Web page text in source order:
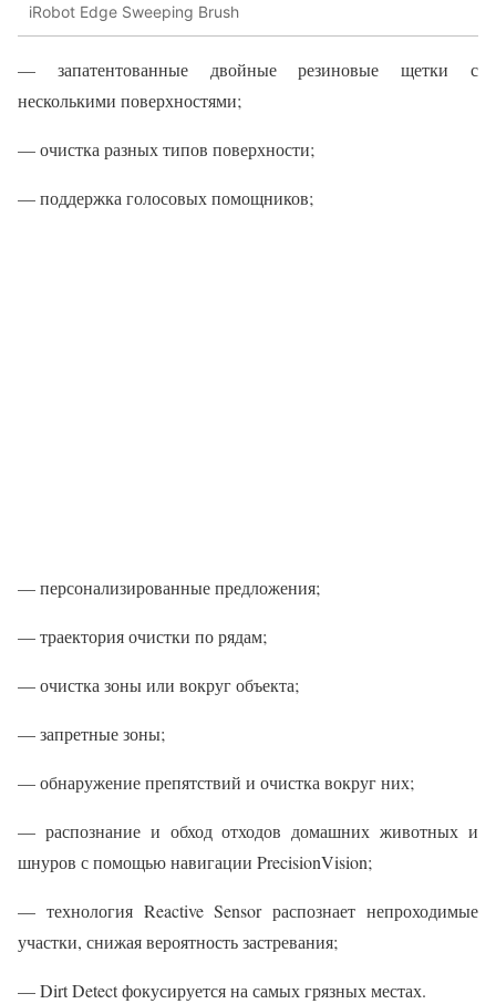
iRobot Edge Sweeping Brush
— запатентованные двойные резиновые щетки с
несколькими поверхностями;
— очистка разных типов поверхности;
— поддержка голосовых помощников;
— персонализированные предложения;
— траектория очистки по рядам;
— очистка зоны или вокруг объекта;
— запретные зоны;
— обнаружение препятствий и очистка вокруг них;
— распознание и обход отходов домашних животных и
шнуров с помощью навигации PrecisionVision;
— технология Reactive Sensor распознает непроходимые
участки, снижая вероятность застревания;
— Dirt Detect фокусируется на самых грязных местах.